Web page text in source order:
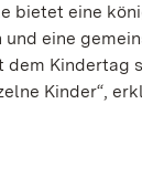
eine
und eine
dem
Kinder“,